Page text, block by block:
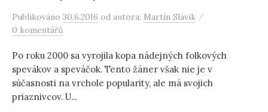
Publikováno 30.6.2016 od autora: Martin Slávik /
0 komentářů
Po roku 2000 sa vyrojila kopa nádejných folkových
spevákov a speváčok. Tento žáner však nie je v
súčasnosti na vrchole popularity, ale má svojich
priaznivcov. U...